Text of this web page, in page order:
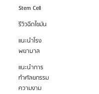
Stem Cell
รีวิวฉีดไขมัน
แนะนำโรง
พยาบาล
แนะนำการ
ทำศัลยกรรม
ความงาม